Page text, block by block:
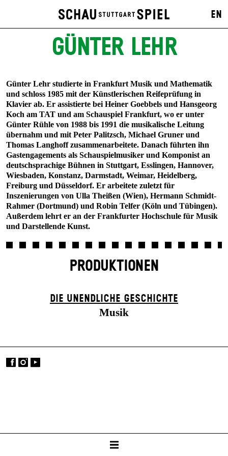
EN
GÜNTER LEHR
Günter Lehr studierte in Frankfurt Musik und Mathematik
und schloss 1985 mit der Künstlerischen Reifeprüfung in
Klavier ab. Er assistierte bei Heiner Goebbels und Hansgeorg
Koch am TAT und am Schauspiel Frankfurt, wo er unter
Günter Rühle von 1988 bis 1991 die musikalische Leitung
übernahm und mit Peter Palitzsch, Michael Gruner und
Thomas Langhoff zusammenarbeitete. Danach führten ihn
Gastengagements als Schauspielmusiker und Komponist an
deutschsprachige Bühnen in Stuttgart, Esslingen, Hannover,
Wiesbaden, Konstanz, Darmstadt, Weimar, Heidelberg,
Freiburg und Düsseldorf. Er arbeitete zuletzt für
Inszenierungen von Ulla Theißen (Wien), Hermann Schmidt-
Rahmer (Dortmund) und Robin Telfer (Köln und Tübingen).
Außerdem lehrt er an der Frankfurter Hochschule für Musik
und Darstellende Kunst.
PRODUKTIONEN
DIE UN­ENDLICHE GESCHICHTE
Musik